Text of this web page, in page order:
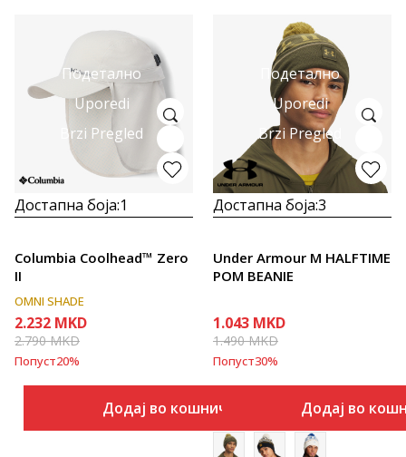
Подетално
Uporedi
Brzi Pregled
Достапна боја:1
Columbia Coolhead™ Zero
II
OMNI SHADE
2.232 MKD
2.790MKD
Попуст20%
Додај во кошничка
Подетално
Uporedi
Brzi Pregled
Достапна боја:3
Under Armour M HALFTIME
POM BEANIE
1.043 MKD
1.490MKD
Попуст30%
Додај во